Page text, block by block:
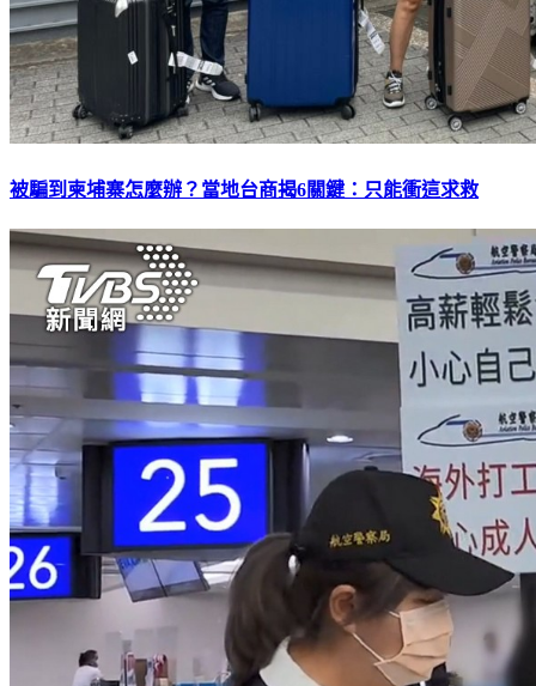
被騙到柬埔寨怎麼辦？當地台商揭6關鍵：只能衝這求救